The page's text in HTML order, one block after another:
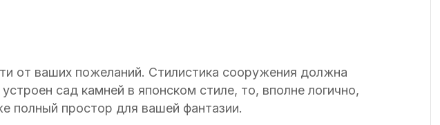
от ваших пожеланий. Стилистика сооружения должна
сад камней в японском стиле, то, вполне логично,
полный простор для вашей фантазии.